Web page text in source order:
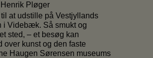
Pløger
at udstille på Vestjyllands
i Videbæk. Så smukt og
sted, – et besøg kan
over kunst og den faste
Haugen Sørensen museums